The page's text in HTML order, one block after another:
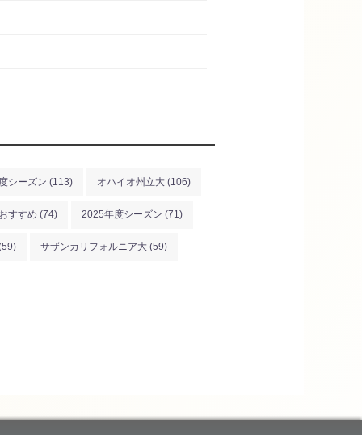
シーズン (113) オハイオ州立大 (106)
すすめ (74) 2025年度シーズン (71)
サザンカリフォルニア大 (59)